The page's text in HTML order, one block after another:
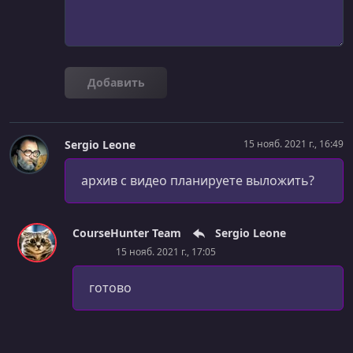
УРОК 27. 00:14:07
5 примеров, когда YAML стреляет в ногу
00:09:15
DevOps — каков он есть
УРОК 29. 01:01:00
Cloud Native Culture
Добавить
Sergio Leone 15 нояб. 2021 г., 16:49
архив с видео планируете выложить?
CourseHunter Team Sergio Leone
15 нояб. 2021 г., 17:05
готово